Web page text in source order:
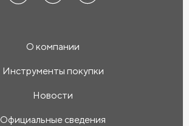
О компании
Инструменты покупки
Новости
Официальные сведения